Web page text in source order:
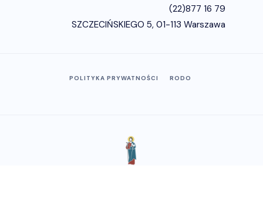
(22)877 16 79
SZCZECIŃSKIEGO 5, 01-113 Warszawa
POLITYKA PRYWATNOŚCI RODO